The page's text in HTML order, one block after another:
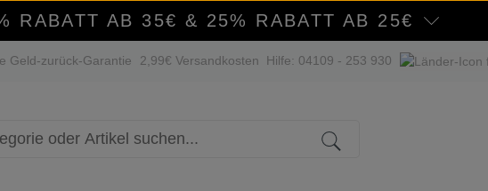
RABATT AB 35€ & 25% RABATT AB 25€
Geld-zurück-Garantie 2,99€ Versandkosten Hilfe: 04109 - 253 930